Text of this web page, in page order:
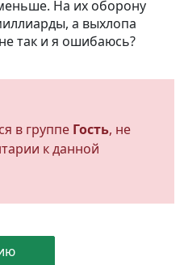
На их оборону
а выхлопа
так и я ошибаюсь?
в группе Гость, не
к данной